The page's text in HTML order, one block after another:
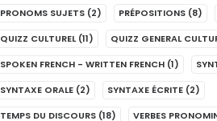
PRONOMS SUJETS (2) PRÉPOSITIONS (8)
QUIZZ CULTUREL (11) QUIZZ GENERAL
SPOKEN FRENCH - WRITTEN FRENCH (1)
SYNTAXE ORALE (2) SYNTAXE ÉCRITE (2)
TEMPS DU DISCOURS (18) VERBES